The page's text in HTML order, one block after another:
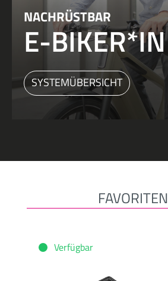
NACHRÜSTBAR
E-BIKER*IN
SYSTEMÜBERSICHT
Produktgalerie überspringen
FAVORITEN
Verfügbar